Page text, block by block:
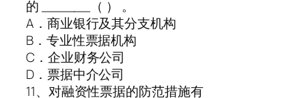
的 ______（ ） 。
A．商业银行及其分支机构
B．专业性票据机构
C．企业财务公司
D．票据中介公司
11、对融资性票据的防范措施有